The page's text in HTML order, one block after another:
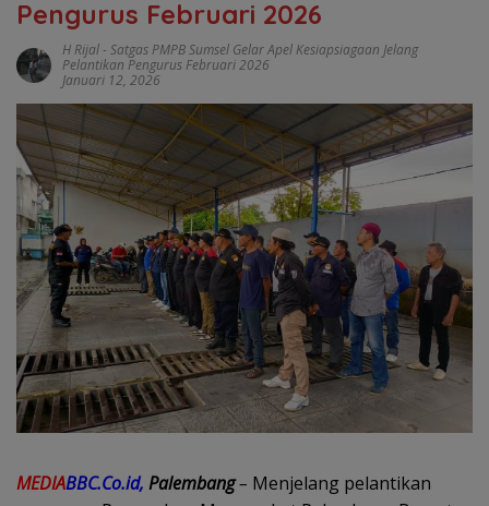
Pengurus Februari 2026
H Rijal- Satgas PMPB Sumsel Gelar Apel Kesiapsiagaan Jelang
Pelantikan Pengurus Februari 2026
Januari 12, 2026
MEDIABBC.Co.id, Palembang– Menjelang pelantikan